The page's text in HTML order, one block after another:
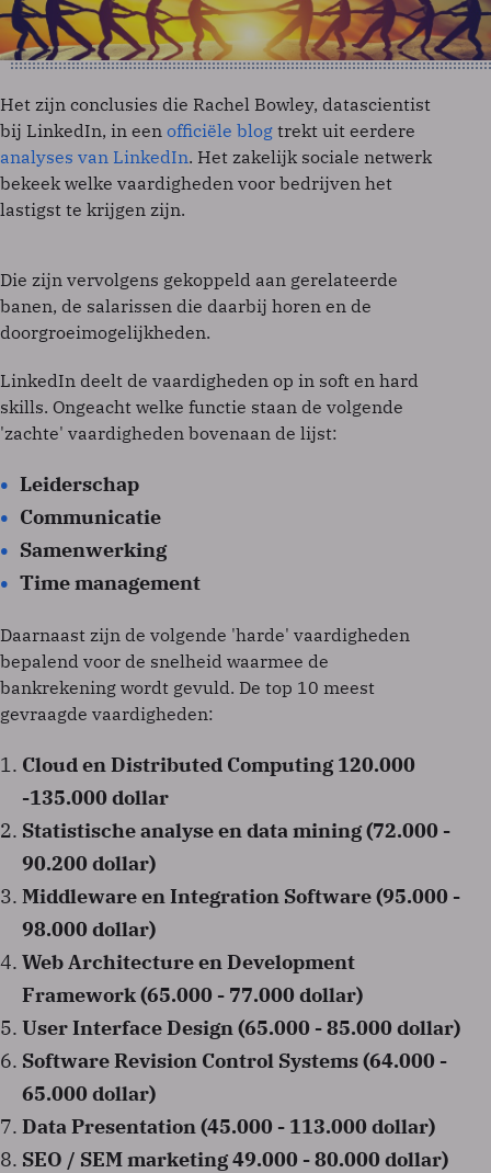
Het zijn conclusies die Rachel Bowley, datascientist
bij LinkedIn, in een officiële blog trekt uit eerdere
analyses van LinkedIn. Het zakelijk sociale netwerk
bekeek welke vaardigheden voor bedrijven het
lastigst te krijgen zijn.
Die zijn vervolgens gekoppeld aan gerelateerde
banen, de salarissen die daarbij horen en de
doorgroeimogelijkheden.
LinkedIn deelt de vaardigheden op in soft en hard
skills. Ongeacht welke functie staan de volgende
'zachte' vaardigheden bovenaan de lijst:
Leiderschap
Communicatie
Samenwerking
Time management
Daarnaast zijn de volgende 'harde' vaardigheden
bepalend voor de snelheid waarmee de
bankrekening wordt gevuld. De top 10 meest
gevraagde vaardigheden:
Cloud en Distributed Computing 120.000
-135.000 dollar
Statistische analyse en data mining (72.000 -
90.200 dollar)
Middleware en Integration Software (95.000 -
98.000 dollar)
Web Architecture en Development
Framework (65.000 - 77.000 dollar)
User Interface Design (65.000 - 85.000 dollar)
Software Revision Control Systems (64.000 -
65.000 dollar)
Data Presentation (45.000 - 113.000 dollar)
SEO / SEM marketing 49.000 - 80.000 dollar)